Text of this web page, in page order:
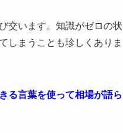
交います。知識がゼロの状
しまうことも珍しくありま
る言葉を使って相場が語ら